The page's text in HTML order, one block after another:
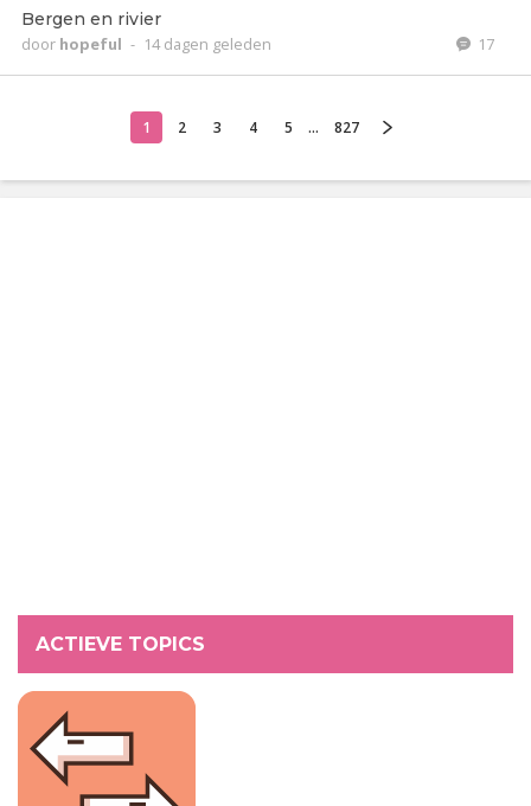
Bergen en rivier
door hopeful - 14 dagen geleden 17
1 2 3 4 5 ... 827
ACTIEVE TOPICS